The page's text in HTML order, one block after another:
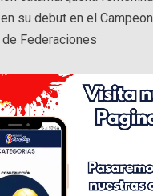
su debut en el
Federaciones